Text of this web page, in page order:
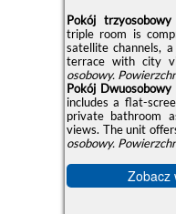
Pokój
triple room is
satellite channels,
terrace with city
osobowy.
Pokój
includes a flat-
private bathroom
views. The unit
osobowy.
Zobacz